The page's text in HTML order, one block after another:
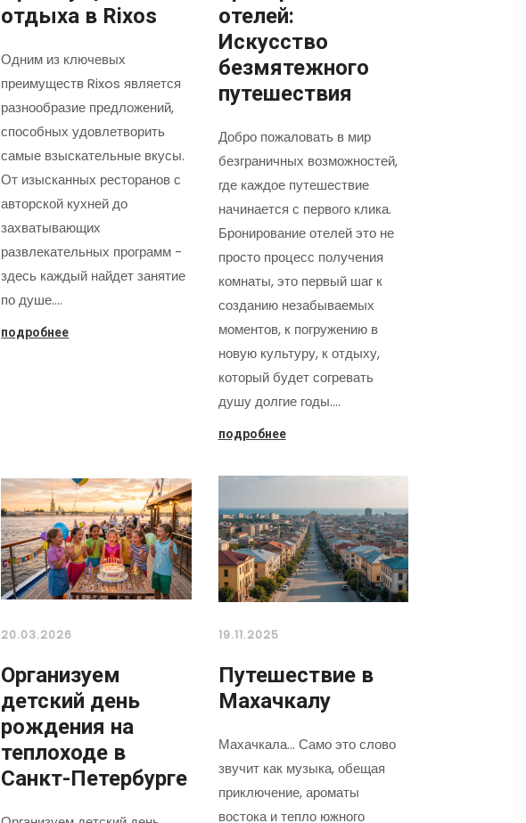
отдыха в Rixos
Одним из ключевых
преимуществ Rixos является
разнообразие предложений,
способных удовлетворить
самые взыскательные вкусы.
От изысканных ресторанов с
авторской кухней до
захватывающих
развлекательных программ -
здесь каждый найдет занятие
по душе.…
подробнее
отелей:
Искусство
безмятежного
путешествия
Добро пожаловать в мир
безграничных возможностей,
где каждое путешествие
начинается с первого клика.
Бронирование отелей это не
просто процесс получения
комнаты, это первый шаг к
созданию незабываемых
моментов, к погружению в
новую культуру, к отдыху,
который будет согревать
душу долгие годы.…
подробнее
20.03.2026
Организуем
детский день
рождения на
теплоходе в
Санкт-Петербурге
19.11.2025
Путешествие в
Махачкалу
Махачкала... Само это слово
звучит как музыка, обещая
приключение, ароматы
востока и тепло южного